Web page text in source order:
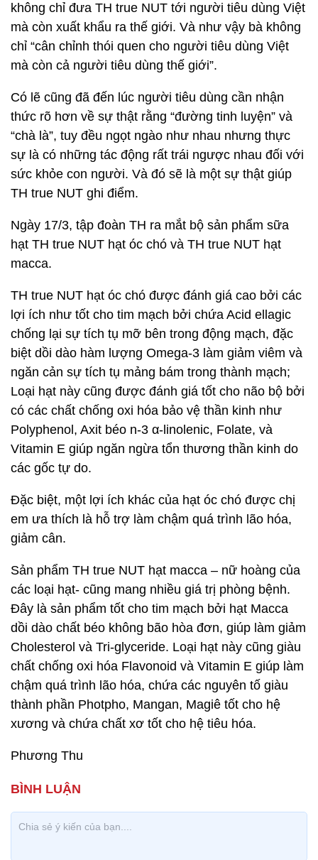
không chỉ đưa TH true NUT tới người tiêu dùng Việt
mà còn xuất khẩu ra thế giới. Và như vậy bà không
chỉ “cân chỉnh thói quen cho người tiêu dùng Việt
mà còn cả người tiêu dùng thế giới”.
Có lẽ cũng đã đến lúc người tiêu dùng cần nhận
thức rõ hơn về sự thật rằng “đường tinh luyện” và
“chà là”, tuy đều ngọt ngào như nhau nhưng thực
sự là có những tác động rất trái ngược nhau đối với
sức khỏe con người. Và đó sẽ là một sự thật giúp
TH true NUT ghi điểm.
Ngày 17/3, tập đoàn TH ra mắt bộ sản phẩm sữa
hạt TH true NUT hạt óc chó và TH true NUT hạt
macca.
TH true NUT hạt óc chó được đánh giá cao bởi các
lợi ích như tốt cho tim mạch bởi chứa Acid ellagic
chống lại sự tích tụ mỡ bên trong động mạch, đặc
biệt dồi dào hàm lượng Omega-3 làm giảm viêm và
ngăn cản sự tích tụ mảng bám trong thành mạch;
Loại hạt này cũng được đánh giá tốt cho não bộ bởi
có các chất chống oxi hóa bảo vệ thần kinh như
Polyphenol, Axit béo n-3 α-linolenic, Folate, và
Vitamin E giúp ngăn ngừa tổn thương thần kinh do
các gốc tự do.
Đặc biệt, một lợi ích khác của hạt óc chó được chị
em ưa thích là hỗ trợ làm chậm quá trình lão hóa,
giảm cân.
Sản phẩm TH true NUT hạt macca – nữ hoàng của
các loại hạt- cũng mang nhiều giá trị phòng bệnh.
Đây là sản phẩm tốt cho tim mạch bởi hạt Macca
dồi dào chất béo không bão hòa đơn, giúp làm giảm
Cholesterol và Tri-glyceride. Loại hạt này cũng giàu
chất chống oxi hóa Flavonoid và Vitamin E giúp làm
chậm quá trình lão hóa, chứa các nguyên tố giàu
thành phần Photpho, Mangan, Magiê tốt cho hệ
xương và chứa chất xơ tốt cho hệ tiêu hóa.
Phương Thu